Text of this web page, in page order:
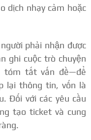
dịch nhạy cảm hoặc
phải nhận được
ghi cuộc trò chuyện
tóm tắt vấn đề—để
lại thông tin, vốn là
Đối với các yêu cầu
tạo ticket và cung